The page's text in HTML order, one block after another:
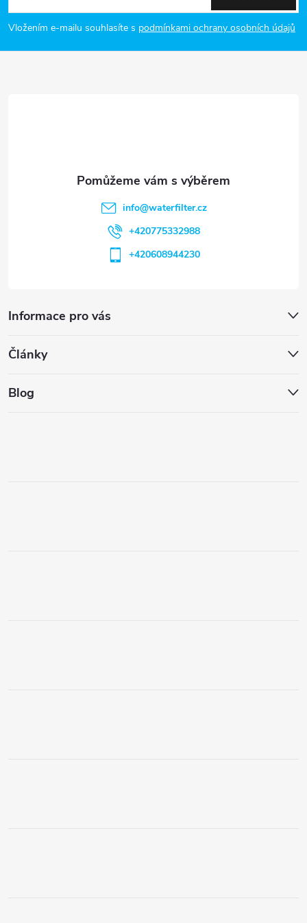
p
a
Vložením e-mailu souhlasíte s podmínkami ochrany osobních údajů
Informace pro vás
Články
Blog
info@waterfilter.cz
+420775332988
+420608944230